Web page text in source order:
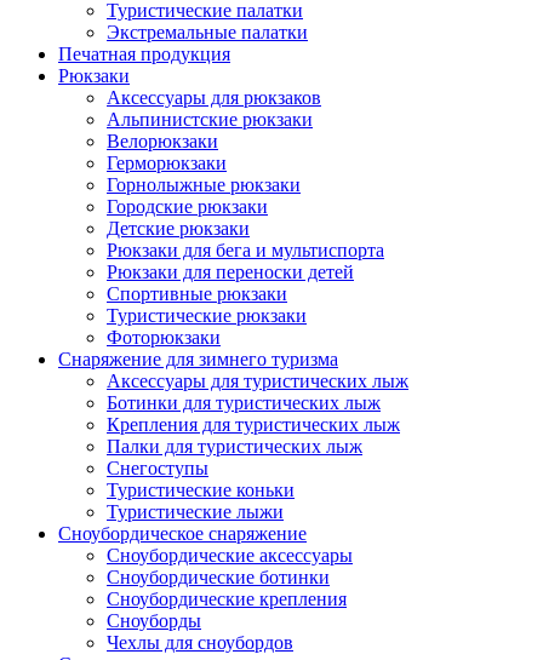
Туристические палатки
Экстремальные палатки
Печатная продукция
Рюкзаки
Аксессуары для рюкзаков
Альпинистские рюкзаки
Велорюкзаки
Герморюкзаки
Горнолыжные рюкзаки
Городские рюкзаки
Детские рюкзаки
Рюкзаки для бега и мультиспорта
Рюкзаки для переноски детей
Спортивные рюкзаки
Туристические рюкзаки
Фоторюкзаки
Снаряжение для зимнего туризма
Аксессуары для туристических лыж
Ботинки для туристических лыж
Крепления для туристических лыж
Палки для туристических лыж
Снегоступы
Туристические коньки
Туристические лыжи
Сноубордическое снаряжение
Сноубордические аксессуары
Сноубордические ботинки
Сноубордические крепления
Сноуборды
Чехлы для сноубордов